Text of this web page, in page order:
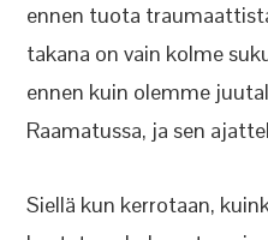
ennen tuota
takana on vain kolme
ennen kuin olemme
Raamatussa, ja sen
Siellä kun kerrotaan,